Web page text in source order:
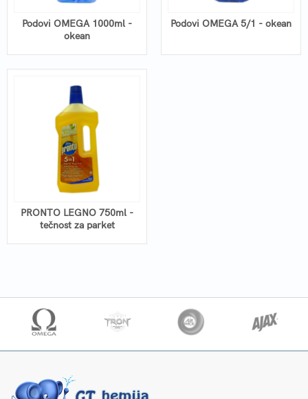
Podovi OMEGA 1000ml -
okean
Podovi OMEGA 5/1 - okean
PRONTO LEGNO 750ml -
tečnost za parket